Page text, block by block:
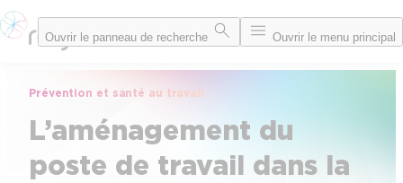
Aller
au
Ouvrir le panneau de recherche Ouvrir le menu principal
Prévention et santé au travail
L’aménagement du
poste de travail dans la